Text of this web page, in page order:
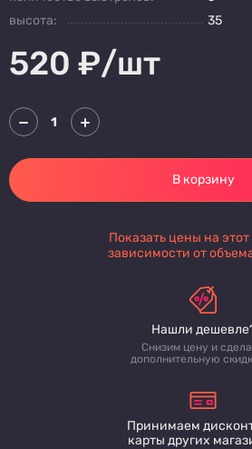
высота:
35
520 ₽/шт
В корзину
Нашли
Снизим цену и
дополнительную
Принимаем
карты других
Показать цены на этот товар в
зависимости от